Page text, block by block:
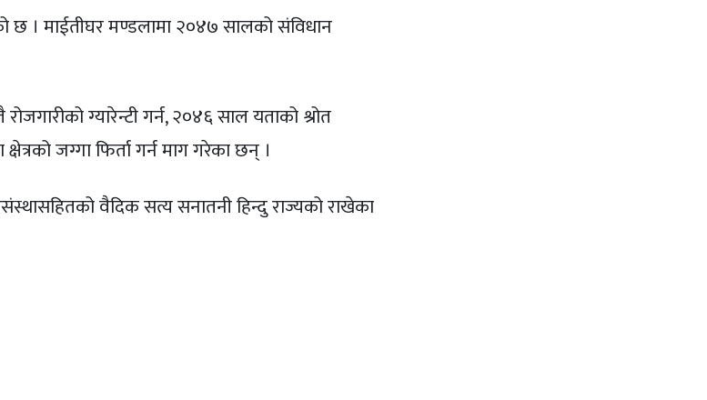
छ । माईतीघर मण्डलामा २०४७ सालको संविधान
ग्यारेन्टी गर्न, २०४६ साल यताको श्रोत
जग्गा फिर्ता गर्न माग गरेका छन् ।
वैदिक सत्य सनातनी हिन्दु राज्यको राखेका